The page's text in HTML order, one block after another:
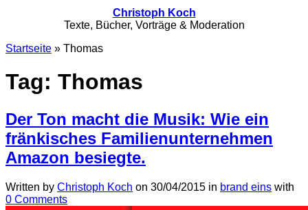
Christoph Koch
Texte, Bücher, Vorträge & Moderation
Startseite » Thomas
Tag: Thomas
Der Ton macht die Musik: Wie ein
fränkisches Familienunternehmen
Amazon besiegte.
Written by Christoph Koch on 30/04/2015 in brand eins with
0 Comments